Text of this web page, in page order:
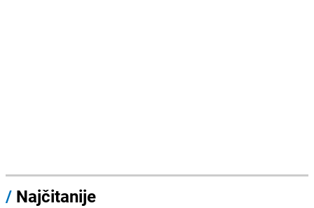
/ Najčitanije